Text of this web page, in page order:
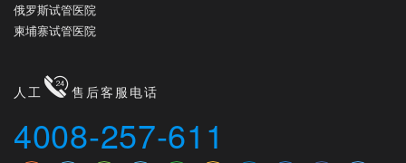
俄罗斯试管医院
柬埔寨试管医院
人工 售后客服电话
4008-257-611